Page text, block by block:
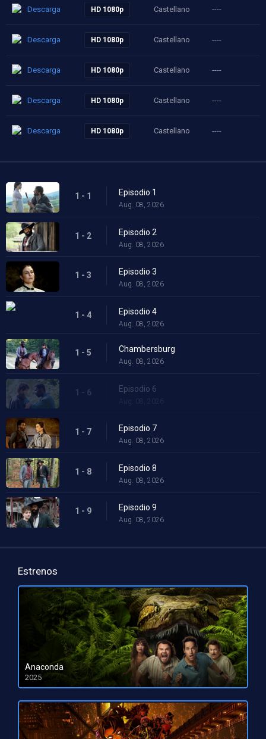
Descarga HD 1080p Castellano ----
Descarga HD 1080p Castellano ----
Descarga HD 1080p Castellano ----
Descarga HD 1080p Castellano ----
Descarga HD 1080p Castellano ----
1 - 1 Episodio 1
Aug. 08, 2026
1 - 2 Episodio 2
Aug. 08, 2026
1 - 3 Episodio 3
Aug. 08, 2026
1 - 4 Episodio 4
Aug. 08, 2026
1 - 5 Chambersburg
Aug. 08, 2026
1 - 6 Episodio 6
Aug. 08, 2026
1 - 7 Episodio 7
Aug. 08, 2026
1 - 8 Episodio 8
Aug. 08, 2026
1 - 9 Episodio 9
Aug. 08, 2026
Estrenos
Anaconda
2025
HD 1080pHD 720p